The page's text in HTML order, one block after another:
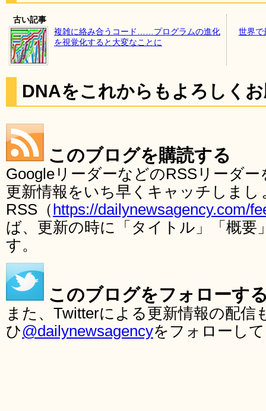
古い記事
複雑に絡み合うコード……プログラムの進化
を視覚化すると大変なことに
世界で
DNAをこれからもよろしく
このブログを購読する
GoogleリーダーなどのRSSリーダ
更新情報をいち早くキャッチしま
RSS（ https://dailynewsagency.com/
ば、更新の時に「タイトル」「概要
す。
このブログをフォローす
また、Twitterによる更新情報の配
ひ@dailynewsagencyをフォローし